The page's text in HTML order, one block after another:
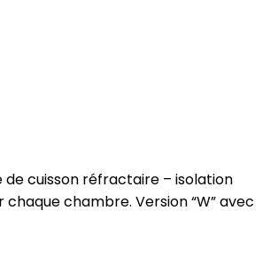
cuisson réfractaire – isolation
chambre. Version “W” avec